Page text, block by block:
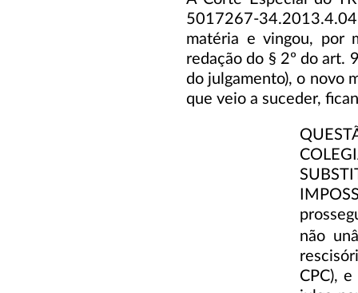
5017267-
matéria e vingou, por
redação do § 2º do art.
do julgamento), o novo
que veio a suceder,
não
CPC),